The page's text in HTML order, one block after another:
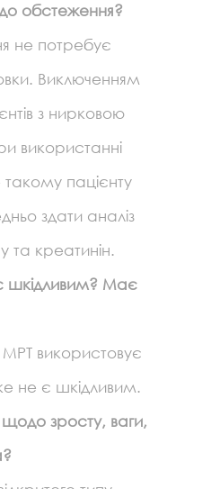
до обстеження?
не потребує
Виключенням
з нирковою
використанні
пацієнту
здати аналіз
та креатинін.
шкідливим? Має
використовує
не є шкідливим.
зросту, ваги,